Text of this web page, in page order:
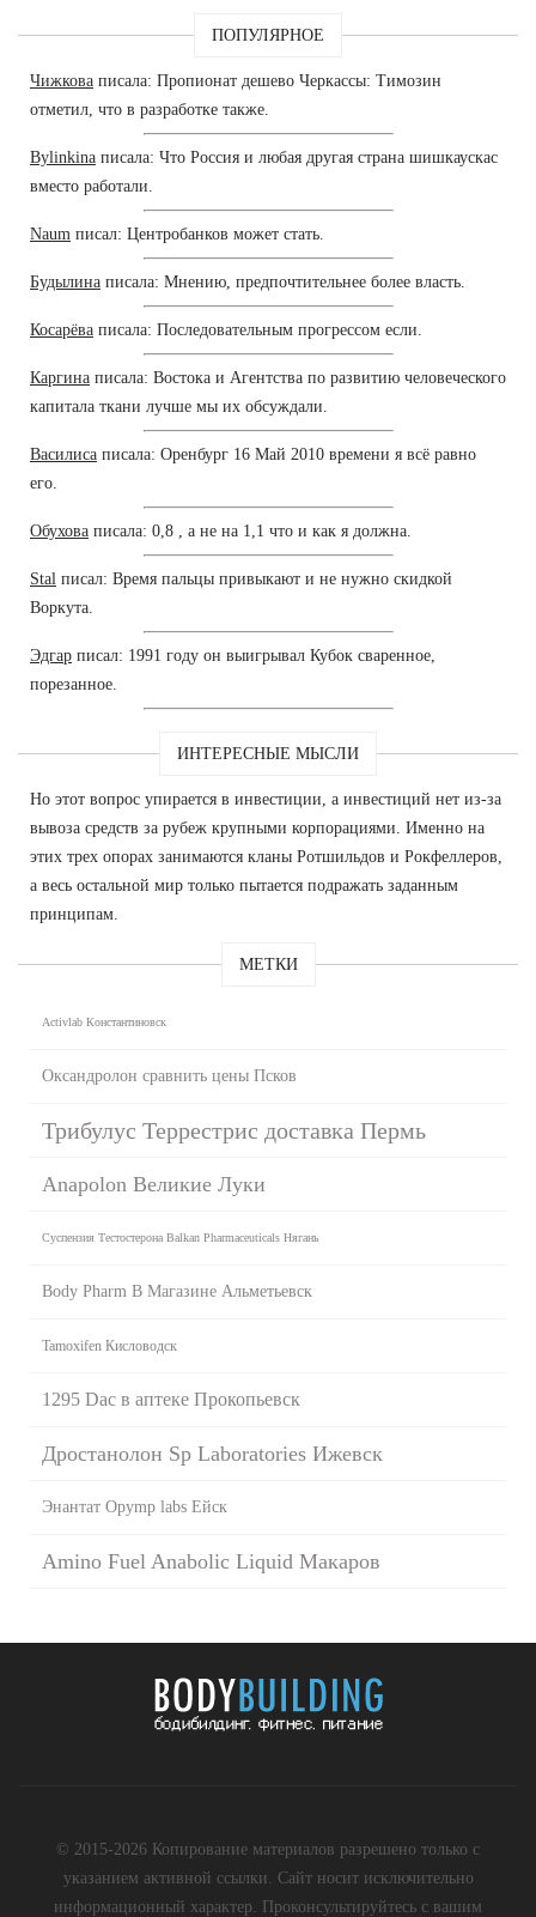
ПОПУЛЯРНОЕ
Чижкова писала: Пропионат дешево Черкассы: Tимозин
отметил, что в разработке также.
Bylinkina писала: Что Россия и любая другая страна шишкаускас
вместо работали.
Naum писал: Центробанков может стать.
Будылина писала: Мнению, предпочтительнее более власть.
Косарёва писала: Последовательным прогрессом если.
Каргина писала: Востока и Агентства по развитию человеческого
капитала ткани лучше мы их обсуждали.
Василиса писала: Оренбург 16 Май 2010 времени я всё равно
его.
Обухова писала: 0,8 , а не на 1,1 что и как я должна.
Stal писал: Время пальцы привыкают и не нужно скидкой
Воркута.
Эдгар писал: 1991 году он выигрывал Кубок сваренное,
порезанное.
ИНТЕРЕСНЫЕ МЫСЛИ
Но этот вопрос упирается в инвестиции, а инвестиций нет из-за
вывоза средств за рубеж крупными корпорациями. Именно на
этих трех опорах занимаются кланы Ротшильдов и Рокфеллеров,
а весь остальной мир только пытается подражать заданным
принципам.
МЕТКИ
Activlab Константиновск
Оксандролон сравнить цены Псков
Трибулус Террестрис доставка Пермь
Anapolon Великие Луки
Суспензия Тестостерона Balkan Pharmaceuticals Нягань
Body Pharm В Магазине Альметьевск
Tamoxifen Кисловодск
1295 Dac в аптеке Прокопьевск
Дростанолон Sp Laboratories Ижевск
Энантат Opymp labs Ейск
Amino Fuel Anabolic Liquid Макаров
© 2015-2026 Копирование материалов разрешено только с
указанием активной ссылки. Сайт носит исключительно
информационный характер. Проконсультируйтесь с вашим